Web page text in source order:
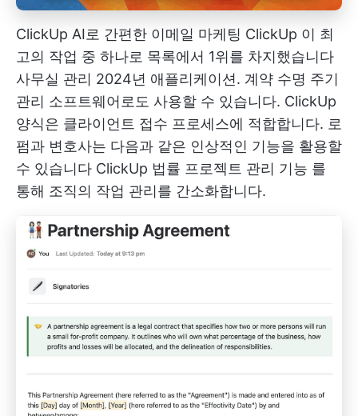
ClickUp AI로 간편한 이메일 마케팅 ClickUp 이 최
고의 작업 중 하나로 목록에서 1위를 차지했습니다
사무실 관리 2024년 애플리케이션. 계약 수명 주기
관리 소프트웨어로도 사용할 수 있습니다. ClickUp
양식은 클라이언트 접수 프로세스에 적합합니다. 로
펌과 변호사는 다음과 같은 인상적인 기능을 활용할
수 있습니다 ClickUp 법률 프로젝트 관리 기능 를
통해 조직의 작업 관리를 간소화합니다.